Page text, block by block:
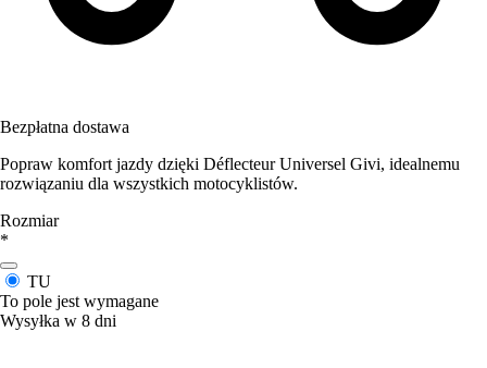
Bezpłatna dostawa
Popraw komfort jazdy dzięki Déflecteur Universel Givi, idealnemu
rozwiązaniu dla wszystkich motocyklistów.
Rozmiar
*
TU
To pole jest wymagane
Wysyłka w 8 dni